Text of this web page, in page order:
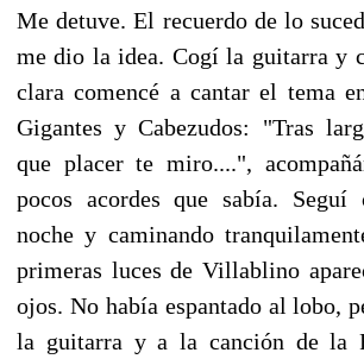
Me detuve. El recuerdo de lo
me dio la idea. Cogí la guitarra y
clara comencé a cantar el tema
Gigantes y Cabezudos: "Tras
que placer te miro....",
pocos acordes que sabía. Seguí
noche y caminando
primeras luces de Villablino
ojos. No había espantado al lobo,
la guitarra y a la canción de la